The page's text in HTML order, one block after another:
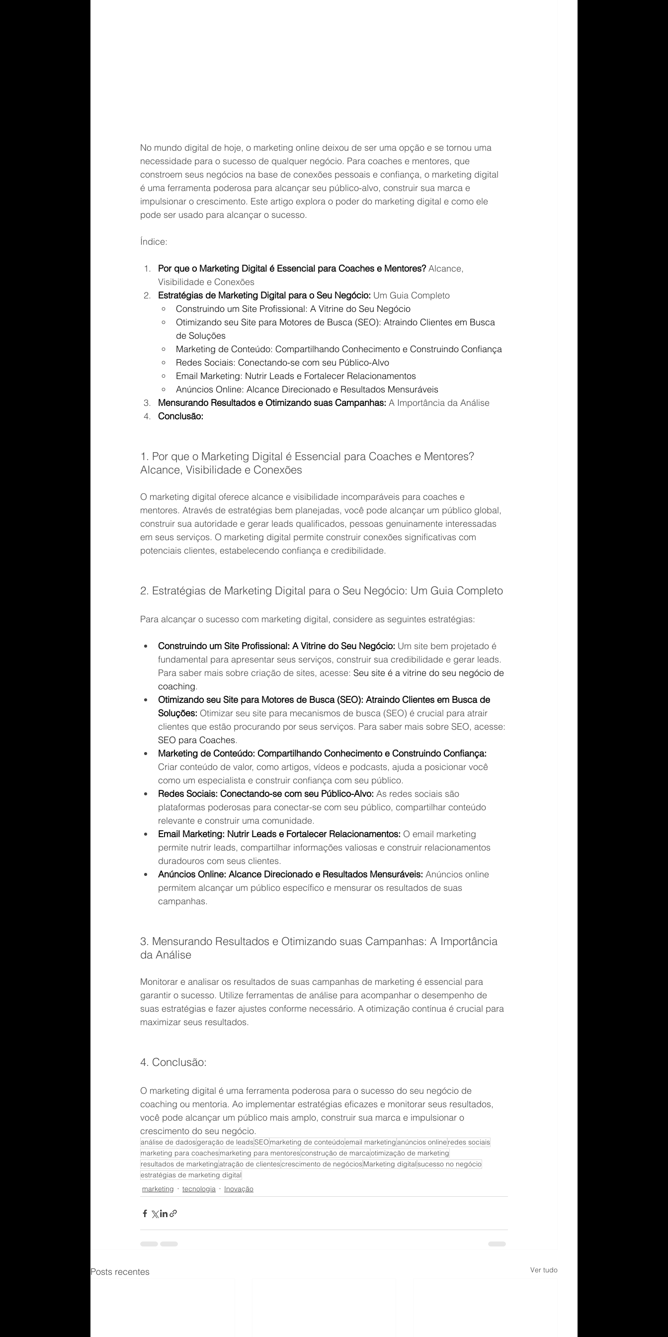
No mundo digital de hoje, o marketing online deixou de ser uma opção e se tornou uma
necessidade para o sucesso de qualquer negócio. Para coaches e mentores, que
constroem seus negócios na base de conexões pessoais e confiança, o marketing digital
é uma ferramenta poderosa para alcançar seu público-alvo, construir sua marca e
impulsionar o crescimento. Este artigo explora o poder do marketing digital e como ele
pode ser usado para alcançar o sucesso.
Índice:
Por que o Marketing Digital é Essencial para Coaches e Mentores? Alcance,
Visibilidade e Conexões
Estratégias de Marketing Digital para o Seu Negócio: Um Guia Completo
Construindo um Site Profissional: A Vitrine do Seu Negócio
Otimizando seu Site para Motores de Busca (SEO): Atraindo Clientes em Busca
de Soluções
Marketing de Conteúdo: Compartilhando Conhecimento e Construindo Confiança
Redes Sociais: Conectando-se com seu Público-Alvo
Email Marketing: Nutrir Leads e Fortalecer Relacionamentos
Anúncios Online: Alcance Direcionado e Resultados Mensuráveis
Mensurando Resultados e Otimizando suas Campanhas: A Importância da Análise
Conclusão:
1. Por que o Marketing Digital é Essencial para Coaches e Mentores?
Alcance, Visibilidade e Conexões
O marketing digital oferece alcance e visibilidade incomparáveis para coaches e
mentores. Através de estratégias bem planejadas, você pode alcançar um público global,
construir sua autoridade e gerar leads qualificados, pessoas genuinamente interessadas
em seus serviços. O marketing digital permite construir conexões significativas com
potenciais clientes, estabelecendo confiança e credibilidade.
2. Estratégias de Marketing Digital para o Seu Negócio: Um Guia Completo
Para alcançar o sucesso com marketing digital, considere as seguintes estratégias:
Construindo um Site Profissional: A Vitrine do Seu Negócio: Um site bem projetado é
fundamental para apresentar seus serviços, construir sua credibilidade e gerar leads.
Para saber mais sobre criação de sites, acesse: Seu site é a vitrine do seu negócio de
coaching.
Otimizando seu Site para Motores de Busca (SEO): Atraindo Clientes em Busca de
Soluções: Otimizar seu site para mecanismos de busca (SEO) é crucial para atrair
clientes que estão procurando por seus serviços. Para saber mais sobre SEO, acesse:
SEO para Coaches.
Marketing de Conteúdo: Compartilhando Conhecimento e Construindo Confiança:
Criar conteúdo de valor, como artigos, vídeos e podcasts, ajuda a posicionar você
como um especialista e construir confiança com seu público.
Redes Sociais: Conectando-se com seu Público-Alvo: As redes sociais são
plataformas poderosas para conectar-se com seu público, compartilhar conteúdo
relevante e construir uma comunidade.
Email Marketing: Nutrir Leads e Fortalecer Relacionamentos: O email marketing
permite nutrir leads, compartilhar informações valiosas e construir relacionamentos
duradouros com seus clientes.
Anúncios Online: Alcance Direcionado e Resultados Mensuráveis: Anúncios online
permitem alcançar um público específico e mensurar os resultados de suas
campanhas.
3. Mensurando Resultados e Otimizando suas Campanhas: A Importância
da Análise
Monitorar e analisar os resultados de suas campanhas de marketing é essencial para
garantir o sucesso. Utilize ferramentas de análise para acompanhar o desempenho de
suas estratégias e fazer ajustes conforme necessário. A otimização contínua é crucial para
maximizar seus resultados.
4. Conclusão:
O marketing digital é uma ferramenta poderosa para o sucesso do seu negócio de
coaching ou mentoria. Ao implementar estratégias eficazes e monitorar seus resultados,
você pode alcançar um público mais amplo, construir sua marca e impulsionar o
crescimento do seu negócio.
análise de dadosgeração de leadsSEO marketing de conteúdoemail marketinganúncios online redes sociais
marketing para coachesmarketing para mentoresconstrução de marcaotimização de marketing
resultados de marketingatração de clientescrescimento de negóciosMarketing digitalsucesso no negócio
estratégias de marketing digital
marketing
tecnologia Inovação
Posts recentes Ver tudo